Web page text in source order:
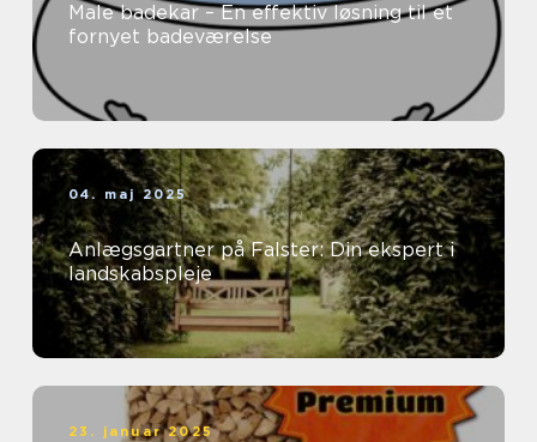
Male badekar – En effektiv løsning til et
fornyet badeværelse
04. maj 2025
Anlægsgartner på Falster: Din ekspert i
landskabspleje
23. januar 2025